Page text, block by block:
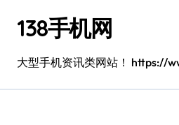
138手机网
大型手机资讯类网站！ https://